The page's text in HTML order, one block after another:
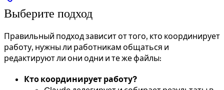
Выберите подход
Правильный подход зависит от того, кто координирует
работу, нужны ли работникам общаться и
редактируют ли они одни и те же файлы:
Кто координирует работу?